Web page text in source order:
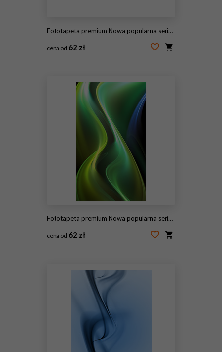
Fototapeta premium Nowa popularna seria. Nice Design
cena od 62 zł
Fototapeta premium Nowa popularna seria. Nice Design
cena od 62 zł